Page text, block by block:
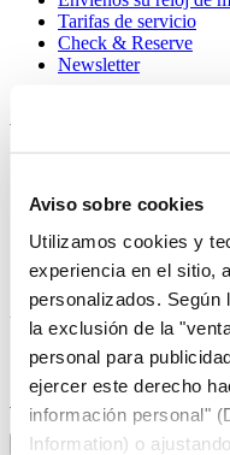
Aviso sobre cookies
Utilizamos cookies y
experiencia en el sitio,
personalizados. Según
la exclusión de la
personal para
ejercer este derecho
información personal"
Information) o
Tarifas de servicio
Check & Reserve
Newsletter
Aviso sobre cookies
Condiciones de venta
Desistimiento del
Sistema de
Únase al club
Suscríbase para recibir
Suscríbase
Seleccionar país/región
Alternador de idioma